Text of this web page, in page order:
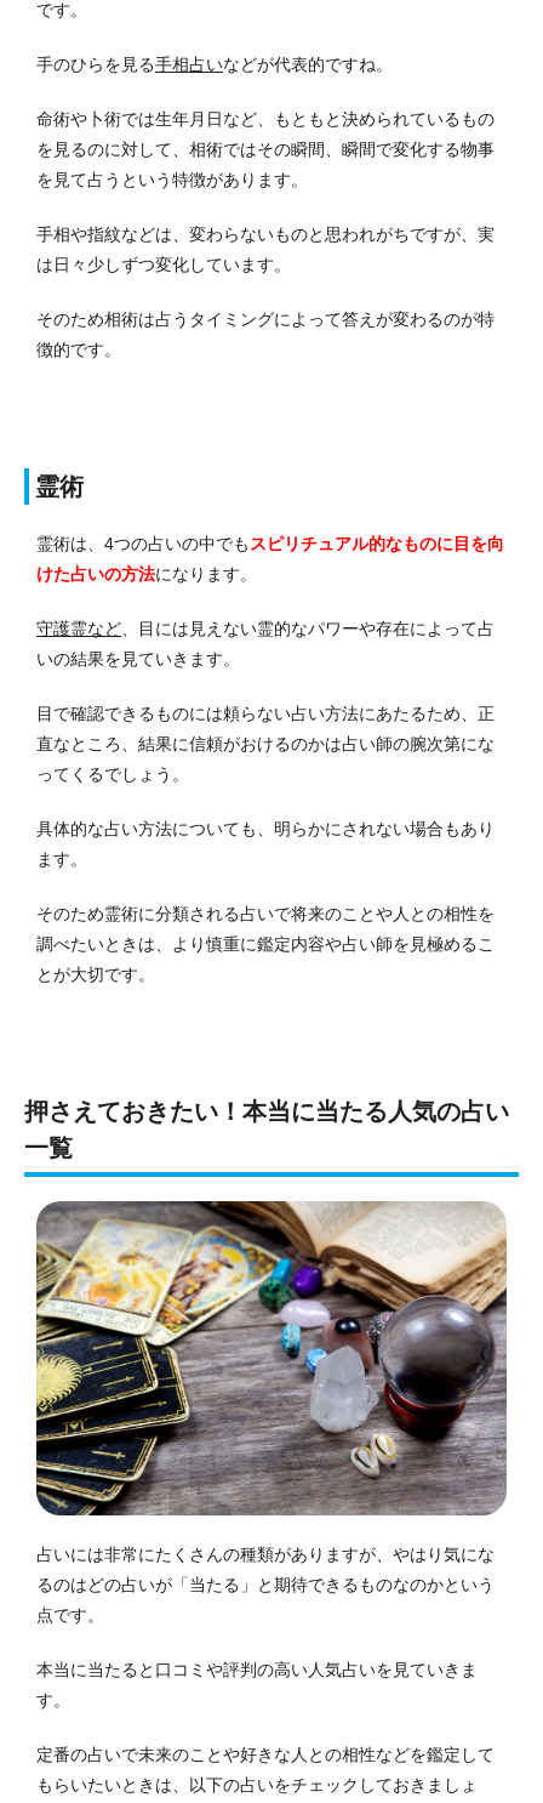
です。
手のひらを見る手相占いなどが代表的ですね。
命術や卜術では生年月日など、もともと決められているもの
を見るのに対して、相術ではその瞬間、瞬間で変化する物事
を見て占うという特徴があります。
手相や指紋などは、変わらないものと思われがちですが、実
は日々少しずつ変化しています。
そのため相術は占うタイミングによって答えが変わるのが特
徴的です。
霊術
霊術は、4つの占いの中でも スピリチュアル的なものに目を向
けた占いの方法になります。
守護霊など 、目には見えない霊的なパワーや存在によって占
いの結果を見ていきます。
目で確認できるものには頼らない占い方法にあたるため、正
直なところ、結果に信頼がおけるのかは占い師の腕次第にな
ってくるでしょう。
具体的な占い方法についても、明らかにされない場合もあり
ます。
そのため霊術に分類される占いで将来のことや人との相性を
調べたいときは、より慎重に鑑定内容や占い師を見極めるこ
とが大切です。
押さえておきたい！本当に当たる人気の占い
一覧
占いには非常にたくさんの種類がありますが、やはり気にな
るのはどの占いが「当たる」と期待できるものなのかという
点です。
本当に当たると口コミや評判の高い人気占いを見ていきま
す。
定番の占いで未来のことや好きな人との相性などを鑑定して
もらいたいときは、以下の占いをチェックしておきましょ